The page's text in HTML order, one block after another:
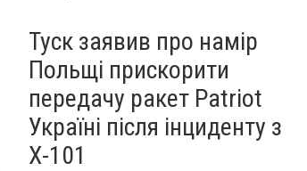
Туск заявив про намір
Польщі прискорити
передачу ракет Patriot
Україні після інциденту з
Х-101